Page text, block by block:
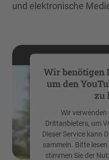
und elektronische
Wir benötigen
um den
zu
Wir verwenden
Drittanbieters, um
Dieser Service kann
sammeln. Bitte
stimmen Sie der